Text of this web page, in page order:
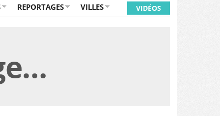
REPORTAGES VILLES VIDÉOS